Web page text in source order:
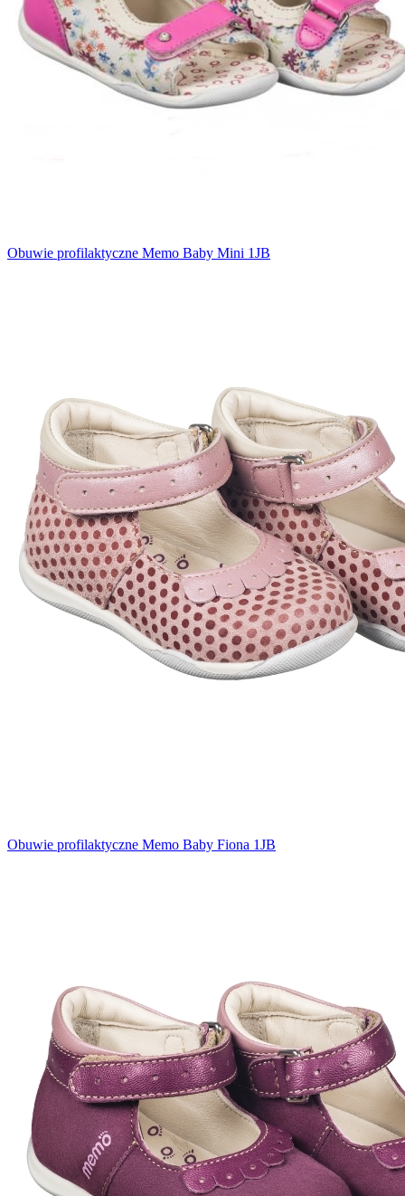
Obuwie profilaktyczne Memo Baby Mini 1JB
Obuwie profilaktyczne Memo Baby Fiona 1JB